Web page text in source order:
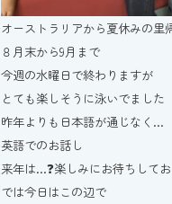
オーストラリアから夏休みの里
８月末から9月まで
今週の水曜日で終わりますが
とても楽しそうに泳いでました
昨年よりも日本語が通じなく…
英語でのお話し
来年は…❓楽しみにお待ちして
では今日はこの辺で